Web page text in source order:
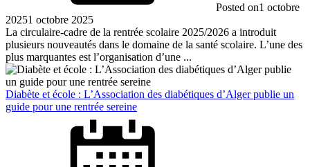
Posted on1 octobre
20251 octobre 2025
La circulaire-cadre de la rentrée scolaire 2025/2026 a introduit
plusieurs nouveautés dans le domaine de la santé scolaire. L’une des
plus marquantes est l’organisation d’une ...
Diabète et école : L’Association des diabétiques d’Alger publie un
guide pour une rentrée sereine